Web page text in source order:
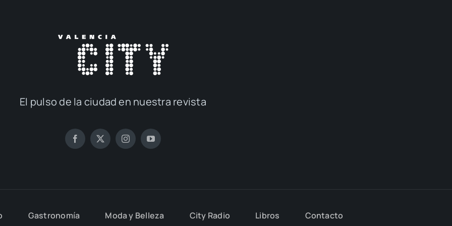
El pul­so de la ciu­dad en nues­tra revis­ta
Gas­tro­no­mía Moda y Belle­za City Radio Libros Con­tac­to